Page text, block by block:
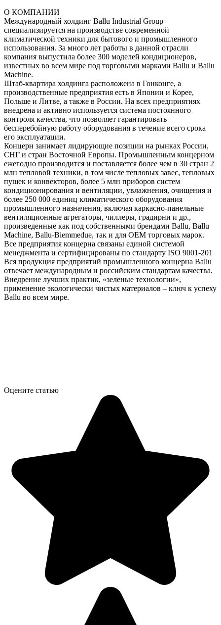
О КОМПАНИИ
Международный холдинг Ballu Industrial Group
специализируется на производстве современной
климатической техники для бытового и промышленного
использования. За много лет работы в данной отрасли
компания выпустила более 300 моделей кондиционеров,
известных во всем мире под торговыми марками Ballu и Ballu
Machine.
Штаб-квартира холдинга расположена в Гонконге, а
производственные предприятия есть в Японии и Корее,
Польше и Литве, а также в России. На всех предприятиях
внедрена и активно используется система постоянного
контроля качества, что позволяет гарантировать
бесперебойную работу оборудования в течение всего срока
его эксплуатации.
Концерн занимает лидирующие позиции на рынках России,
СНГ и стран Восточной Европы. Промышленным концерном
ежегодно производится и поставляется более чем в 30 стран 2
млн тепловой техники, в том числе тепловых завес, тепловых
пушек и конвекторов, более 5 млн приборов систем
кондиционирования и вентиляции, увлажнения, очищения и
более 250 000 единиц климатического оборудования
промышленного назначения, включая каркасно-панельные
вентиляционные агрегаторы, чиллеры, градирни и др.,
произведенные как под собственными брендами Ballu, Ballu
Machine, Ballu-Biemmedue, так и для OEM торговых марок.
Все предприятия концерна связаны единой системой
менеджмента и сертифицированы по стандарту ISO 9001-201
Вся продукция предприятий промышленного концерна Ballu
отвечает международным и российским стандартам качества.
Внедрение лучших практик, «зеленые технологии»,
применение экологически чистых материалов – ключ к успеху
Ballu во всем мире.
Оцените статью